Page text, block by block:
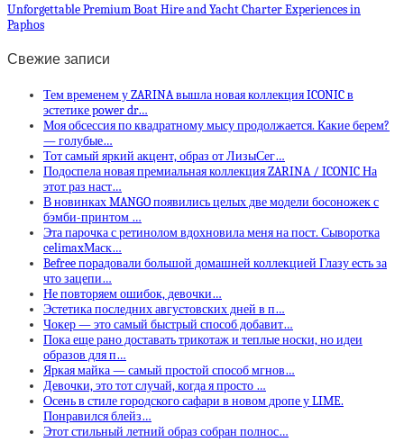
Unforgettable Premium Boat Hire and Yacht Charter Experiences in
Paphos
Свежие записи
Тем временем у ZARINA вышла новая коллекция ICONIC в
эстетике power dr…
Моя обсессия по квадратному мысу продолжается. Какие берем?
— голубые…
Тот самый яркий акцент, образ от ЛизыСег…
Подоспела новая премиальная коллекция ZARINA / ICONIC На
этот раз наст…
В новинках MANGO появились целых две модели босоножек с
бэмби-принтом …
Эта парочка с ретинолом вдохновила меня на пост. Сыворотка
celimaxМаск…
Befree порадовали большой домашней коллекцией Глазу есть за
что зацепи…
Не повторяем ошибок, девочки…
Эстетика последних августовских дней в п…
Чокер — это самый быстрый способ добавит…
Пока еще рано доставать трикотаж и теплые носки, но идеи
образов для п…
Яркая майка — самый простой способ мгнов…
Девочки, это тот случай, когда я просто …
Осень в стиле городского сафари в новом дропе у LIME.
Понравился блейз…
Этот стильный летний образ собран полнос…